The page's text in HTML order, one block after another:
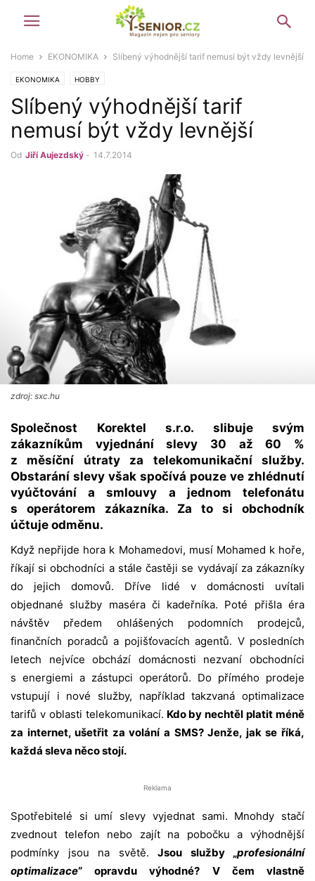
Home EKONOMIKA Slíbený výhodnější tarif nemusí být vždy levnější
EKONOMIKA HOBBY
Slíbený výhodnější tarif
nemusí být vždy levnější
Od Jiří Aujezdský - 14.7.2014
zdroj: sxc.hu
Společnost Korektel s.r.o. slibuje svým
zákazníkům vyjednání slevy 30 až 60 %
z měsíční útraty za telekomunikační služby.
Obstarání slevy však spočívá pouze ve zhlédnutí
vyúčtování a smlouvy a jednom telefonátu
s operátorem zákazníka. Za to si obchodník
účtuje odměnu.
Když nepřijde hora k Mohamedovi, musí Mohamed k hoře,
říkají si obchodníci a stále častěji se vydávají za zákazníky
do jejich domovů. Dříve lidé v domácnosti uvítali
objednané služby maséra či kadeřníka. Poté přišla éra
návštěv předem ohlášených podomních prodejců,
finančních poradců a pojišťovacích agentů. V posledních
letech nejvíce obchází domácnosti nezvaní obchodníci
s energiemi a zástupci operátorů. Do přímého prodeje
vstupují i nové služby, například takzvaná optimalizace
tarifů v oblasti telekomunikací. Kdo by nechtěl platit méně
za internet, ušetřit za volání a SMS? Jenže, jak se říká,
každá sleva něco stojí.
Reklama
Spotřebitelé si umí slevy vyjednat sami. Mnohdy stačí
zvednout telefon nebo zajít na pobočku a výhodnější
podmínky jsou na světě. Jsou služby „profesionální
optimalizace“ opravdu výhodné? V čem vlastně